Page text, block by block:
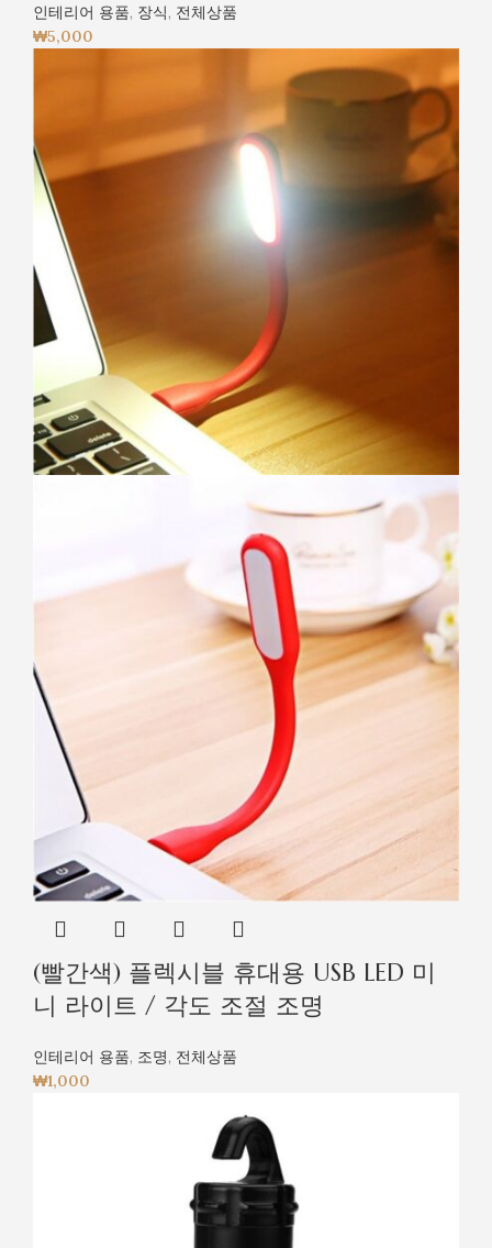
인테리어 용품, 장식, 전체상품
₩5,000
(빨간색) 플렉시블 휴대용 USB LED 미
니 라이트 / 각도 조절 조명
인테리어 용품, 조명, 전체상품
₩1,000